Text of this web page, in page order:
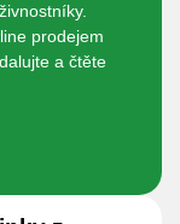
prodejem
a čtěte